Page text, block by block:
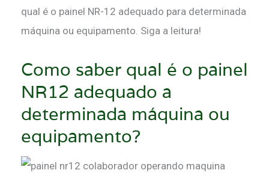
qual é o painel NR-12 adequado para determinada
máquina ou equipamento. Siga a leitura!
Como saber qual é o painel
NR12 adequado a
determinada máquina ou
equipamento?